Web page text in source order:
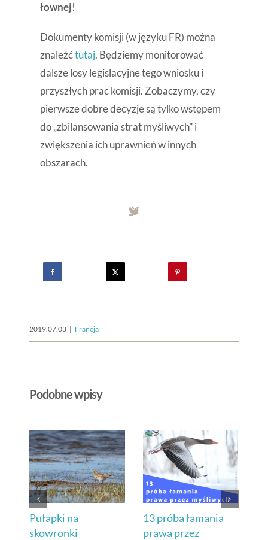
łownej!
Dokumenty komisji (w języku FR) można
znaleźćtutaj. Będziemy monitorować
dalsze losy legislacyjne tego wniosku i
przyszłych prac komisji. Zobaczymy, czy
pierwsze dobre decyzje są tylko wstępem
do „zbilansowania strat myśliwych” i
zwiększenia ich uprawnień w innych
obszarach.
2019.07.03 | Francja
Podobne wpisy
Pułapki na
skowronki
13 próba łamania
prawa przez